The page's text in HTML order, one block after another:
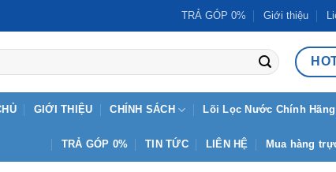
TRẢ GÓP 0% Giới thiệu
GIỚI THIỆU CHÍNH SÁCH Lõi Lọc Nước Chính
TRẢ GÓP 0% TIN TỨC LIÊN HỆ Mua hàng